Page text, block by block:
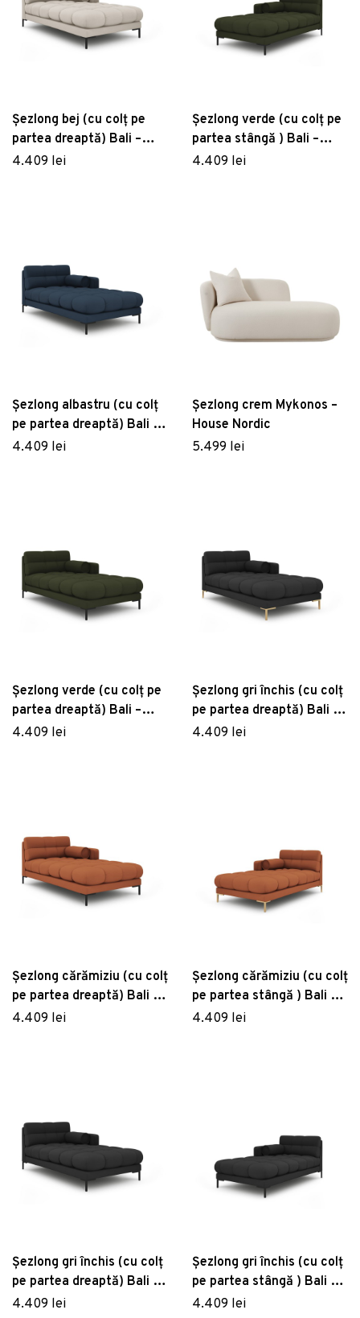
Șezlong bej (cu colț pe
partea dreaptă) Bali –
Cosmopolitan Design
4.409 lei
Șezlong verde (cu colț pe
partea stângă ) Bali –
Cosmopolitan Design
4.409 lei
Șezlong albastru (cu colț
pe partea dreaptă) Bali –
Cosmopolitan Design
4.409 lei
Șezlong crem Mykonos –
House Nordic
5.499 lei
Șezlong verde (cu colț pe
partea dreaptă) Bali –
Cosmopolitan Design
4.409 lei
Șezlong gri închis (cu colț
pe partea dreaptă) Bali –
Cosmopolitan Design
4.409 lei
Șezlong cărămiziu (cu colț
pe partea dreaptă) Bali –
Cosmopolitan Design
4.409 lei
Șezlong cărămiziu (cu colț
pe partea stângă ) Bali –
Cosmopolitan Design
4.409 lei
Șezlong gri închis (cu colț
pe partea dreaptă) Bali –
Cosmopolitan Design
4.409 lei
Șezlong gri închis (cu colț
pe partea stângă ) Bali –
Cosmopolitan Design
4.409 lei